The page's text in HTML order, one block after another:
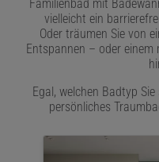
Familienbad mit
vielleicht ein
Oder träumen Sie von
Entspannen – oder einem
Egal, welchen Badtyp
persönliches